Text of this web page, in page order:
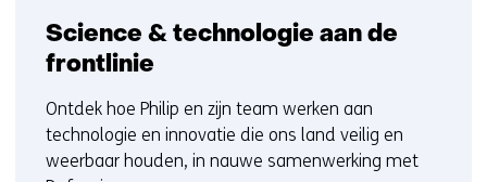
Science & technologie aan de
frontlinie
Ontdek hoe Philip en zijn team werken aan
technologie en innovatie die ons land veilig en
weerbaar houden, in nauwe samenwerking met